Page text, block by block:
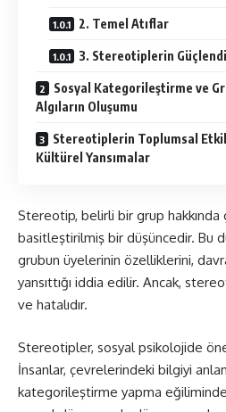
2. Temel Atıflar
3. Stereotiplerin
Sosyal Kategorileştirme ve
Algıların Oluşumu
Stereotiplerin Toplumsal
Kültürel Yansımalar
Stereotip, belirli bir grup
basitleştirilmiş bir düşüncedir. Bu
grubun üyelerinin özelliklerini,
yansıttığı iddia edilir. Ancak,
ve hatalıdır.
Stereotipler, sosyal psikolojide
İnsanlar, çevrelerindeki bilgiyi
kategorileştirme yapma